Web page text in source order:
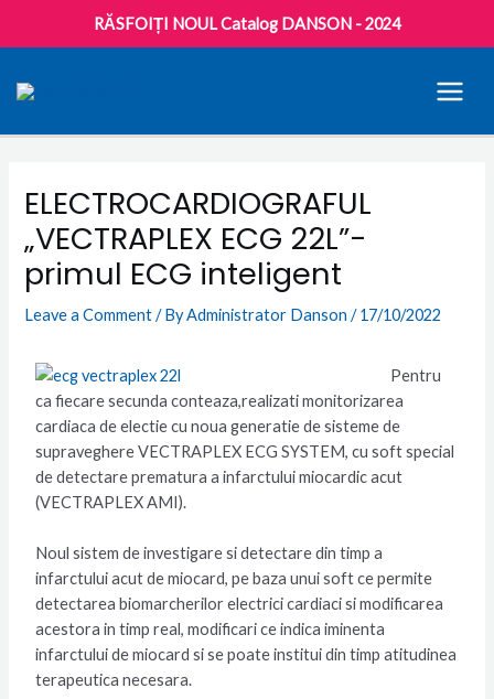
RĂSFOIȚI NOUL Catalog DANSON - 2024
ELECTROCARDIOGRAFUL
„VECTRAPLEX ECG 22L”-
primul ECG inteligent
Leave a Comment / ByAdministrator Danson/17/10/2022
Pentru
ca fiecare secunda conteaza,realizati monitorizarea
cardiaca de electie cu noua generatie de sisteme de
supraveghere VECTRAPLEX ECG SYSTEM, cu soft special
de detectare prematura a infarctului miocardic acut
(VECTRAPLEX AMI).
Noul sistem de investigare si detectare din timp a
infarctului acut de miocard, pe baza unui soft ce permite
detectarea biomarcherilor electrici cardiaci si modificarea
acestora in timp real, modificari ce indica iminenta
infarctului de miocard si se poate institui din timp atitudinea
terapeutica necesara.